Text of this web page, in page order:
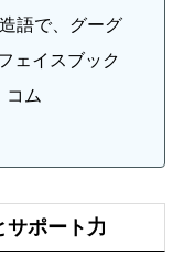
語で、グーグ
ェイスブック
コム
サポート力